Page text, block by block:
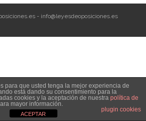
Procesal, turno libre – 2025
- info@leyesdeoposiciones.es
para que usted tenga la mejor experiencia de
está dando su consentimiento para la
cookies y la aceptación de nuestra política de
mayor información.
plugin cookies
ACEPTAR